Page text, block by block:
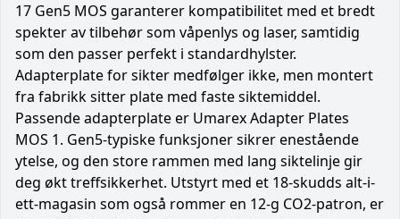
17 Gen5 MOS garanterer kompatibilitet med et bredt
spekter av tilbehør som våpenlys og laser, samtidig
som den passer perfekt i standardhylster.
Adapterplate for sikter medfølger ikke, men montert
fra fabrikk sitter plate med faste siktemiddel.
Passende adapterplate er Umarex Adapter Plates
MOS 1. Gen5-typiske funksjoner sikrer enestående
ytelse, og den store rammen med lang siktelinje gir
deg økt treffsikkerhet. Utstyrt med et 18-skudds alt-i-
ett-magasin som også rommer en 12-g CO2-patron, er